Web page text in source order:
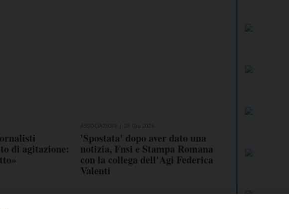
di agitazione:
ASSOCIAZIONI
'Spostata' dopo aver dato una
notizia, Fnsi e Stampa Romana
con la collega dell'Agi Federica
Valenti